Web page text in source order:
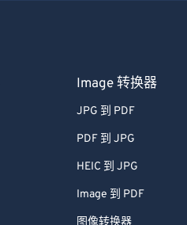
Image 转换器
JPG 到 PDF
PDF 到 JPG
HEIC 到 JPG
Image 到 PDF
图像转换器